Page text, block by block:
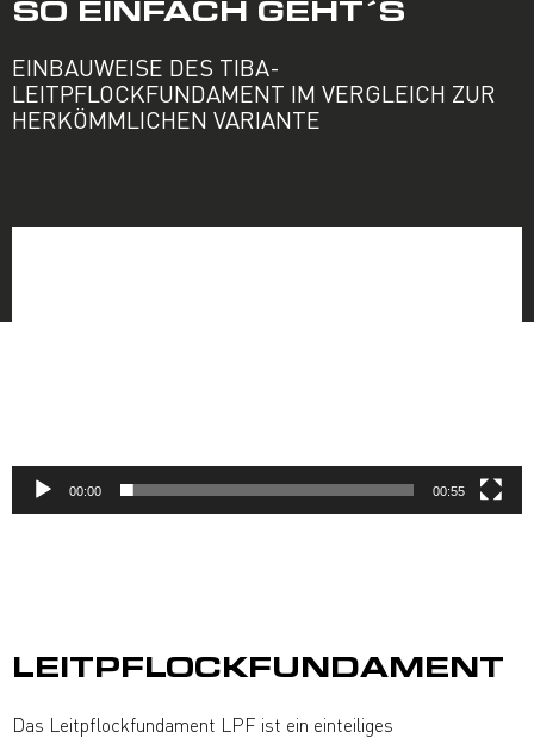
SO EINFACH GEHT´S
EINBAUWEISE DES TIBA-
LEITPFLOCKFUNDAMENT IM VERGLEICH ZUR
HERKÖMMLICHEN VARIANTE
00:00 00:55
LEITPFLOCK­FUNDAMENT
Das Leitpflockfundament LPF ist ein einteiliges